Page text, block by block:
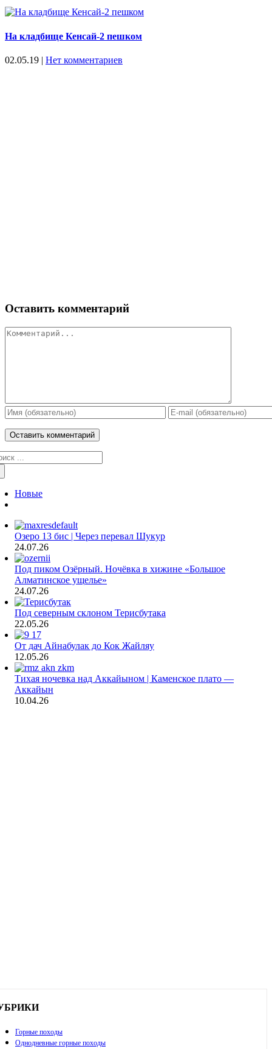
На кладбище Кенсай-2 пешком
02.05.19 | Нет комментариев
Оставить комментарий
Комментарий
Новые
Озеро 13 бис | Через перевал Шукур
24.07.26
Под пиком Озёрный. Ночёвка в хижине «Большое
Алматинское ущелье»
24.07.26
Под северным склоном Терисбутака
22.05.26
От дач Айнабулак до Кок Жайляу
12.05.26
Тихая ночевка над Аккайыном | Каменское плато —
Аккайын
10.04.26
Горные походы
Однодневные горные походы